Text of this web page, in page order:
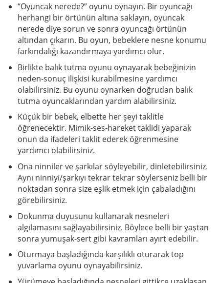
“Oyuncak nerede?” oyunu oynayın. Bir oyuncağı
herhangi bir örtünün altına saklayın, oyuncak
nerede diye sorun ve sonra oyuncağı örtünün
altından çıkarın. Bu oyun, bebeklere nesne konumu
farkındalığı kazandırmaya yardımcı olur.
Birlikte balık tutma oyunu oynayarak bebeğinizin
neden-sonuç ilişkisi kurabilmesine yardımcı
olabilirsiniz. Bu oyunu oynarken doğrudan balık
tutma oyuncaklarından yardım alabilirsiniz.
Küçük bir bebek, elbette her şeyi taklitle
öğrenecektir. Mimik-ses-hareket taklidi yaparak
onun da ifadeleri taklit ederek öğrenmesine
yardımcı olabilirsiniz.
Ona ninniler ve şarkılar söyleyebilir, dinletebilirsiniz.
Aynı ninniyi/şarkıyı tekrar tekrar söylerseniz belli bir
noktadan sonra size eşlik etmek için çabaladığını
görebilirsiniz.
Dokunma duyusunu kullanarak nesneleri
algılamasını sağlayabilirsiniz. Böylece belli bir yaştan
sonra yumuşak-sert gibi kavramları ayırt edebilir.
Oturmaya başladığında karşılıklı oturarak top
yuvarlama oyunu oynayabilirsiniz.